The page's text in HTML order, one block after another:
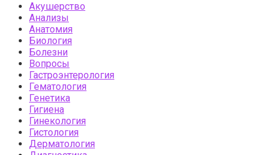
Акушерство
Анализы
Анатомия
Биология
Болезни
Вопросы
Гастроэнтерология
Гематология
Генетика
Гигиена
Гинекология
Гистология
Дерматология